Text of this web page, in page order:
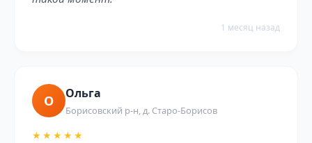
1 месяц назад
О Ольга
Борисовский р-н, д. Старо-Борисов
★★★★★